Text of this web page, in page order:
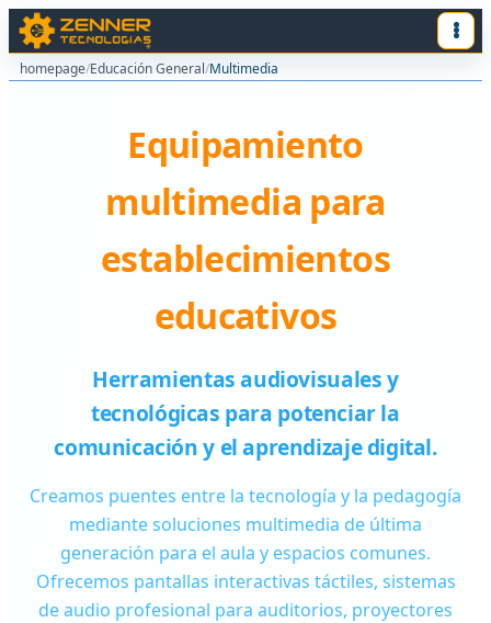
homepage/Educación General/Multimedia
Equipamiento
multimedia para
establecimientos
educativos
Herramientas audiovisuales y
tecnológicas para potenciar la
comunicación y el aprendizaje digital.
Creamos puentes entre la tecnología y la pedagogía
mediante soluciones multimedia de última
generación para el aula y espacios comunes.
Ofrecemos pantallas interactivas táctiles, sistemas
de audio profesional para auditorios, proyectores